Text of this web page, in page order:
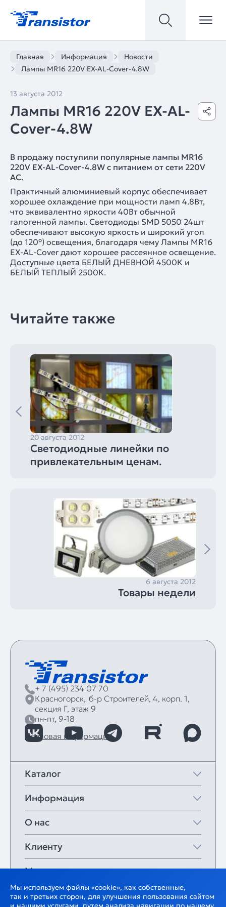
Главная Информация
Новости
Лампы MR16 220V EX-AL-Cover-4.8W
13 августа 2012
Лампы MR16 220V EX-AL-
Cover-4.8W
В продажу поступили популярные лампы MR16
220V EX-AL-Cover-4.8W с питанием от сети 220V
AC.
Практичный алюминиевый корпус обеспечивает
хорошее охлаждение при мощности ламп 4.8Вт,
что эквивалентно яркости 40Вт обычной
галогенной лампы. Светодиоды SMD 5050 24шт
обеспечивают высокую яркость и широкий угол
(до 120°) освещения, благодаря чему Лампы MR16
EX-AL-Cover дают хорошее рассеянное освещение.
Доступные цвета БЕЛЫЙ ДНЕВНОЙ 4500К и
БЕЛЫЙ ТЕПЛЫЙ 2500К.
Читайте также
20 августа 2012
Светодиодные линейки по
привлекательным ценам.
6 августа 2012
Товары недели
+ 7 (495) 234 07 70
Красногорск, б‑р Строителей, 4, корп. 1,
секция Г, этаж 9
пн-пт, 9-18
Правовая информация
Каталог
Информация
О нас
Клиенту
Мои закладки
Мы используем файлы «cookie», как собственные,
так и третьих сторон, для улучшения пользования сайтом